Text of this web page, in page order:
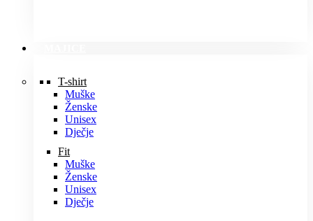
T-shirt
Muške
Ženske
Unisex
Dječje
Fit
Muške
Ženske
Unisex
Dječje